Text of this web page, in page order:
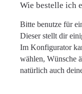
Wie bestelle ich
Bitte benutze für
Dieser stellt dir
Im Konfigurator
wählen, Wünsche
natürlich auch